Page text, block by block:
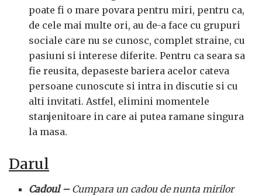
poate fi o mare povara pentru miri, pentru ca,
de cele mai multe ori, au de-a face cu grupuri
sociale care nu se cunosc, complet straine, cu
pasiuni si interese diferite. Pentru ca seara sa
fie reusita, depaseste bariera acelor cateva
persoane cunoscute si intra in discutie si cu
alti invitati. Astfel, elimini momentele
stanjenitoare in care ai putea ramane singura
la masa.
Darul
Cadoul – Cumpara un cadou de nunta mirilor